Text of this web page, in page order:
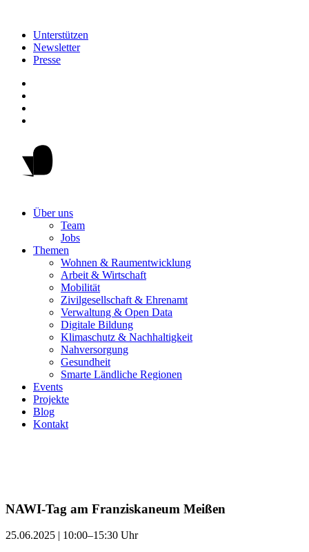
Unterstützen
Newsletter
Presse
Über uns
Team
Jobs
Themen
Wohnen & Raumentwicklung
Arbeit & Wirtschaft
Mobilität
Zivilgesellschaft & Ehrenamt
Verwaltung & Open Data
Digitale Bildung
Klimaschutz & Nachhaltigkeit
Nahversorgung
Gesundheit
Smarte Ländliche Regionen
Events
Projekte
Blog
Kontakt
NAWI-Tag am Franziskaneum Meißen
25.06.2025 | 10:00–15:30 Uhr